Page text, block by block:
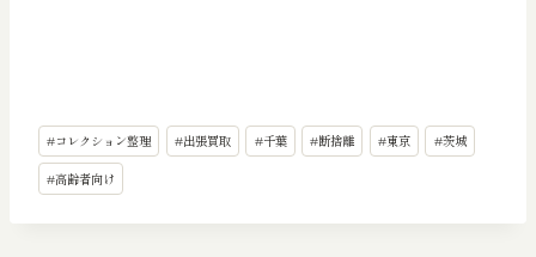
投
稿
タ
グ:
#コレクション整理 #出張買取 #千葉 #断捨離 #東京 #茨城
#高齢者向け